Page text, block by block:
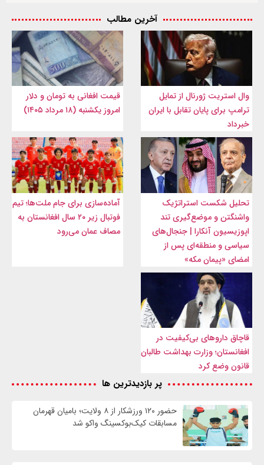
آخرین مطالب
وال‌ استریت ژورنال از تمایل
ترامپ برای پایان تقابل با ایران
خبرداد
قیمت افغانی به تومان و دلار
امروز یکشنبه (۱۸ مرداد ۱۴۰۵)
تحلیل شکست استراتژیک
واشنگتن و موضع‌گیری تند
اپوزیسیون آنکارا | جنجال‌های
سیاسی و منطقه‌ای پس از
امضای «پیمان مکه»
آماده‌سازی برای جام ملت‌ها؛ تیم
فوتبال زیر ۲۰ سال افغانستان به
مصاف عمان می‌رود
قاچاق داروهای بی‌کیفیت در
افغانستان؛ وزارت بهداشت طالبان
قانون وضع کرد
پر بازدیدترین ها
حضور ۱۲۰ ورزشکار از ۸ ولایت؛ بامیان قهرمان
مسابقات کیک‌بوکسینگ واکو شد